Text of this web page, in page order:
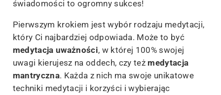
świadomości to ogromny sukces!
Pierwszym krokiem jest wybór rodzaju medytacji,
który Ci najbardziej odpowiada. Może to być
medytacja uważności, w której 100% swojej
uwagi kierujesz na oddech, czy też medytacja
mantryczna. Każda z nich ma swoje unikatowe
techniki medytacji i korzyści i wybierając